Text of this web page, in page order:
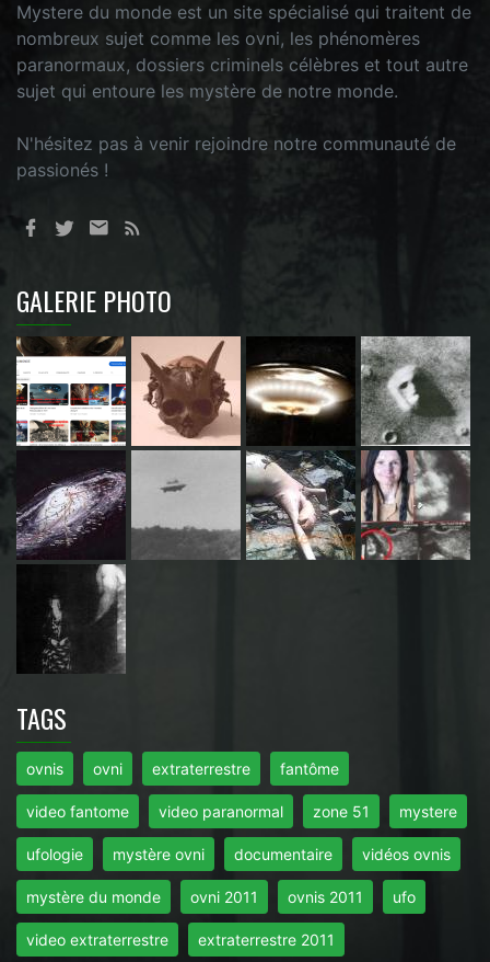
Mystere du monde est un site spécialisé qui traitent de
nombreux sujet comme les ovni, les phénomères
paranormaux, dossiers criminels célèbres et tout autre
sujet qui entoure les mystère de notre monde.
N'hésitez pas à venir rejoindre notre communauté de
passionés !
GALERIE PHOTO
TAGS
ovnis ovni extraterrestre fantôme
video fantome video paranormal zone 51 mystere
ufologie mystère ovni documentaire vidéos ovnis
mystère du monde ovni 2011 ovnis 2011 ufo
video extraterrestre extraterrestre 2011